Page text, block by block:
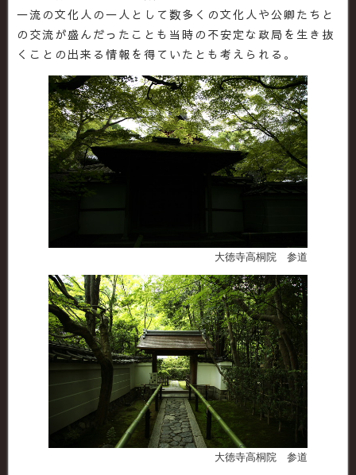
一流の文化人の一人として数多くの文化人や公卿たちと
の交流が盛んだったことも当時の不安定な政局を生き抜
くことの出来る情報を得ていたとも考えられる。
大徳寺高桐院 参道
大徳寺高桐院 参道